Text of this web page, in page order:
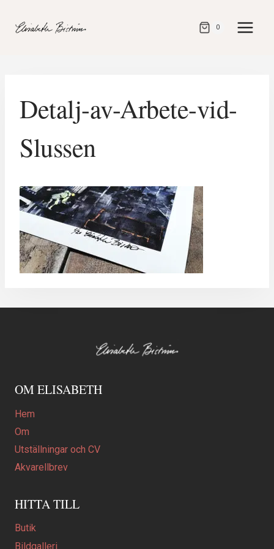
direkt
0
Detalj-av-Arbete-vid-
Slussen
OM ELISABETH
Hem
Om
Utställningar och CV
Akvarellbrev
HITTA TILL
Butik
Bildgalleri